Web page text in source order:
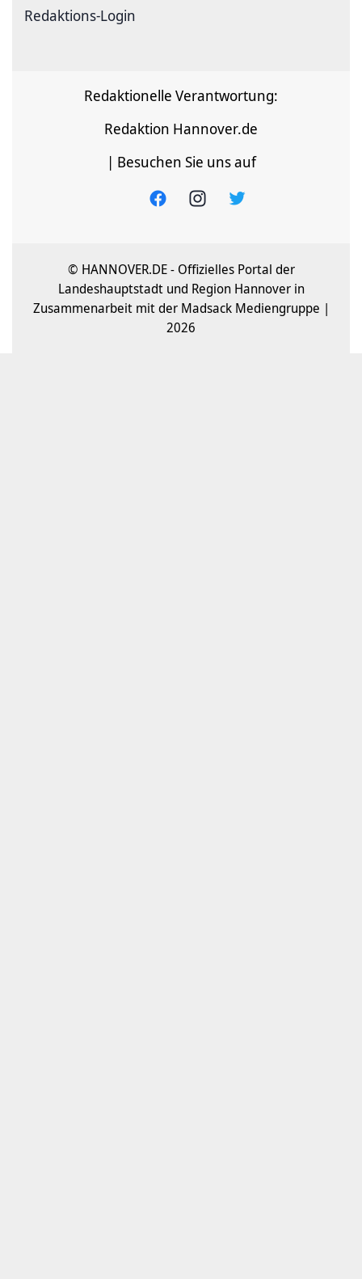
Redaktions-Login
Redaktionelle Verantwortung:
Redaktion Hannover.de
| Besuchen Sie uns auf
© HANNOVER.DE - Offizielles Portal der
Landeshauptstadt und Region Hannover in
Zusammenarbeit mit der Madsack Mediengruppe |
2026